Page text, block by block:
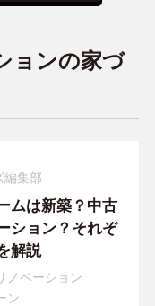
ョンの家づ
編集部
ムは新築？中古
ション？それぞ
解説
ノベーション
ン